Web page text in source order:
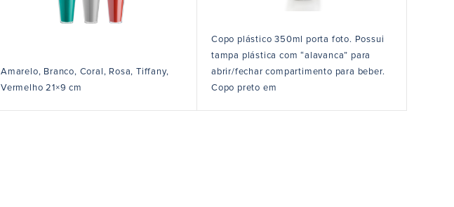
Amarelo, Branco, Coral, Rosa, Tiffany,
Vermelho 21×9 cm
Copo plástico 350ml porta foto. Possui
tampa plástica com “alavanca” para
abrir/fechar compartimento para beber.
Copo preto em